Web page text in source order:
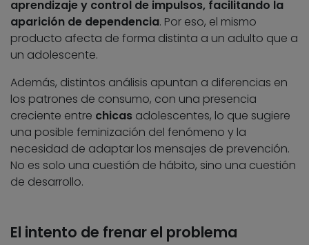
aprendizaje y control de impulsos, facilitando la
aparición de dependencia. Por eso, el mismo
producto afecta de forma distinta a un adulto que a
un adolescente.
Además, distintos análisis apuntan a diferencias en
los patrones de consumo, con una presencia
creciente entre chicas adolescentes, lo que sugiere
una posible feminización del fenómeno y la
necesidad de adaptar los mensajes de prevención.
No es solo una cuestión de hábito, sino una cuestión
de desarrollo.
El intento de frenar el problema